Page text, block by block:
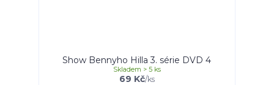
Show Bennyho Hilla 3. série DVD 4
69 Kč/ks
Skladem > 5 ks